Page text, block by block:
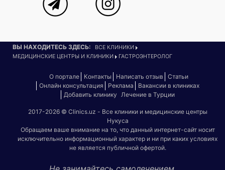
ВЫ НАХОДИТЕСЬ ЗДЕСЬ:
ВСЕ КЛИНИКИ
МЕДИЦИНСКИЕ ЦЕНТРЫ И КЛИНИКИ
ГАСТРОЭНТЕРОЛОГ
О портале Контакты Написать отзыв
Статьи
Онлайн консультация
Реклама
Вакансии в клиниках
Добавить клинику Лечение в Турции
2017-2026 © Clinics.uz - Все клиники и медицинские центры
Нукуса
Обращаем ваше внимание на то, что данный интернет-сайт носит
исключительно информационный характер и ни при каких условиях
не является публичной офертой.